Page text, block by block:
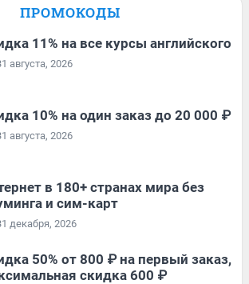
ПРОМОКОДЫ
11% на все курсы английского
августа, 2026
10% на один заказ до 20 000 ₽
августа, 2026
в 180+ странах мира без
и сим-карт
декабря, 2026
50% от 800 ₽ на первый заказ,
скидка 600 ₽